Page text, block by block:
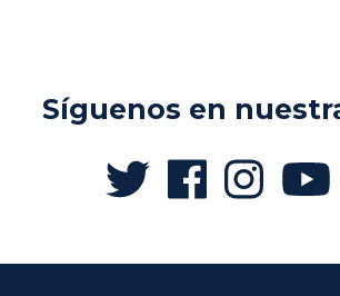
Síguenos en